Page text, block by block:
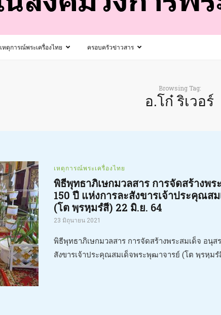
เหตุการณ์พระเครื่องไทย ครอบครัวข่าวสาร
Browsing Tag:
อ.โก๋ ริเวอร์
เหตุการณ์พระเครื่องไทย
พิธีพุทธาภิเษกมวลสาร การจัดสร้างพ
150 ปี แห่งการละสังขารเจ้าประคุณส
(โต พฺรหฺมรํสี) 22 มิ.ย. 64
23 มิถุนายน 2021
พิธีพุทธาภิเษกมวลสาร การจัดสร้างพระสมเด็จ อนุส
สังขารเจ้าประคุณสมเด็จพระพุฒาจารย์ (โต พฺรหฺมรํ